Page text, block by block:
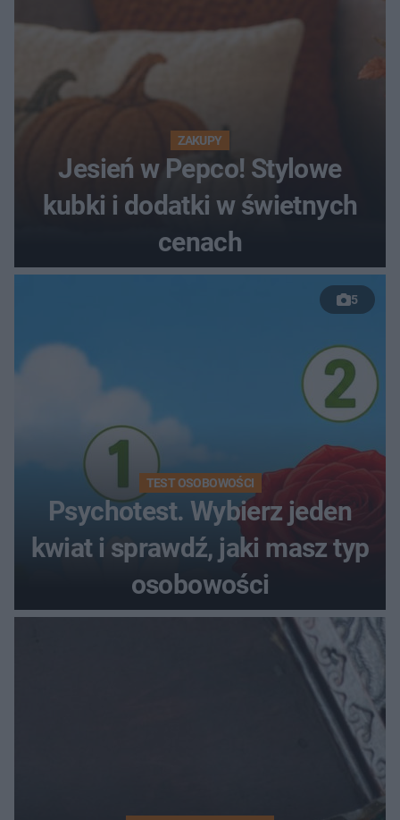
ZAKUPY
Jesień w Pepco! Stylowe
kubki i dodatki w świetnych
cenach
5
TEST OSOBOWOŚCI
Psychotest. Wybierz jeden
kwiat i sprawdź, jaki masz typ
osobowości